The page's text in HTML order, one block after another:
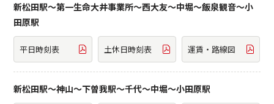
新松田駅～第一生命大井事業所～西大友～中堀～飯泉観音～小
田原駅
平日時刻表 土休日時刻表 運賃・路線図
新松田駅～神山～下曽我駅～千代～中堀～小田原駅